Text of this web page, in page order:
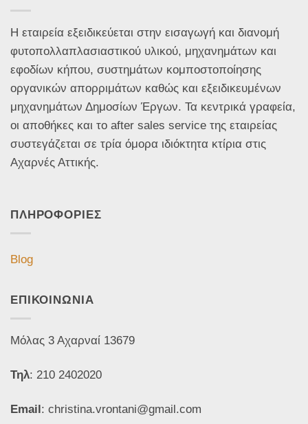
Η εταιρεία εξειδικεύεται στην εισαγωγή και διανομή
φυτοπολλαπλασιαστικού υλικού, μηχανημάτων και
εφοδίων κήπου, συστημάτων κομποστοποίησης
οργανικών απορριμάτων καθώς και εξειδικευμένων
μηχανημάτων Δημοσίων Έργων. Τα κεντρικά γραφεία,
οι αποθήκες και το after sales service της εταιρείας
συστεγάζεται σε τρία όμορα ιδιόκτητα κτίρια στις
Αχαρνές Αττικής.
ΠΛΗΡΟΦΟΡΙΕΣ
Blog
ΕΠΙΚΟΙΝΩΝΙΑ
Μόλας 3 Αχαρναί 13679
Τηλ: 210 2402020
Email: christina.vrontani@gmail.com